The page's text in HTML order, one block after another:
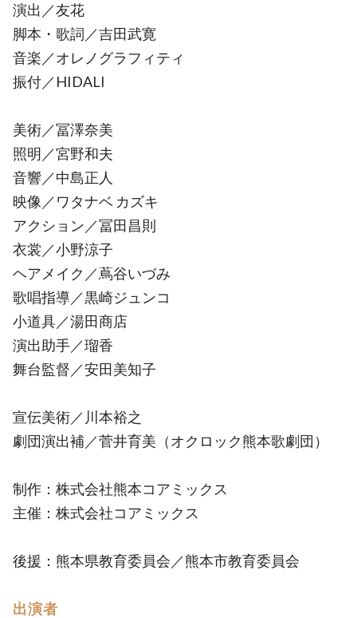
演出／友花
脚本・歌詞／吉田武寛
音楽／オレノグラフィティ
振付／HIDALI
美術／冨澤奈美
照明／宮野和夫
音響／中島正人
映像／ワタナベ カズキ
アクション／冨田昌則
衣裳／小野涼子
ヘアメイク／蔦谷いづみ
歌唱指導／黒崎ジュンコ
小道具／湯田商店
演出助手／瑠香
舞台監督／安田美知子
宣伝美術／川本裕之
劇団演出補／菅井育美（オクロック熊本歌劇団）
制作：株式会社熊本コアミックス
主催：株式会社コアミックス
後援：熊本県教育委員会／熊本市教育委員会
出演者